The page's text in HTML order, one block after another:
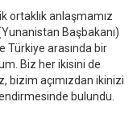
ortaklık anlaşmamız
Başbakanı)
Türkiye arasında bir
Biz her ikisini de
bizim açımızdan ikinizi
bulundu.